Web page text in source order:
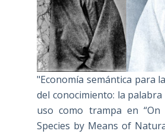
"Economía semántica para
del conocimiento: la palabra
uso como trampa en
Species by Means of